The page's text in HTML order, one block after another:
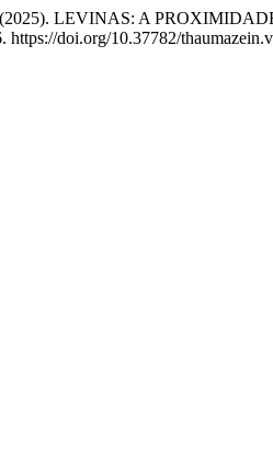
(2025). LEVINAS: A
https://doi.org/10.37782/